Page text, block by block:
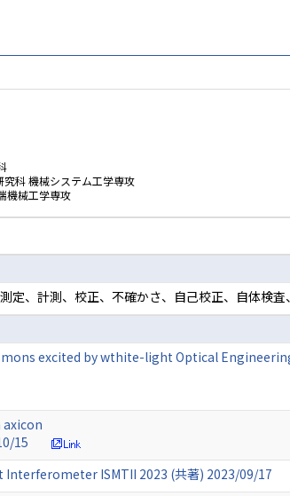
科 機械システム工学専攻
機械工学専攻
、計測、校正、不確かさ、自己校正、自体検
excited by wthite-light Optical
15
ISMTII 2023 (共著) 2023/09/17